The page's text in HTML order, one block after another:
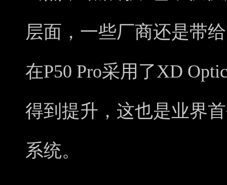
层面，一些厂商还是带
在P50 Pro采用了XD
得到提升，这也是业界
系统。